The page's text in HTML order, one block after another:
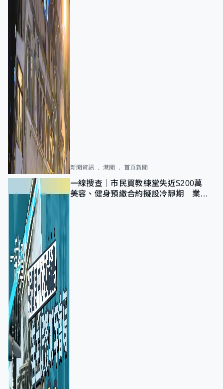
新聞資訊 港聞 首頁新聞
一線搜查｜市民買教練堂失近$200萬
美容、健身預繳合約擬設冷靜期 業界